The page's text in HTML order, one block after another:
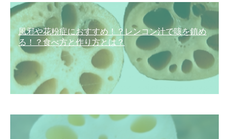
風邪や花粉症におすすめ！？レンコン汁で咳を鎮め
る！？食べ方と作り方とは？